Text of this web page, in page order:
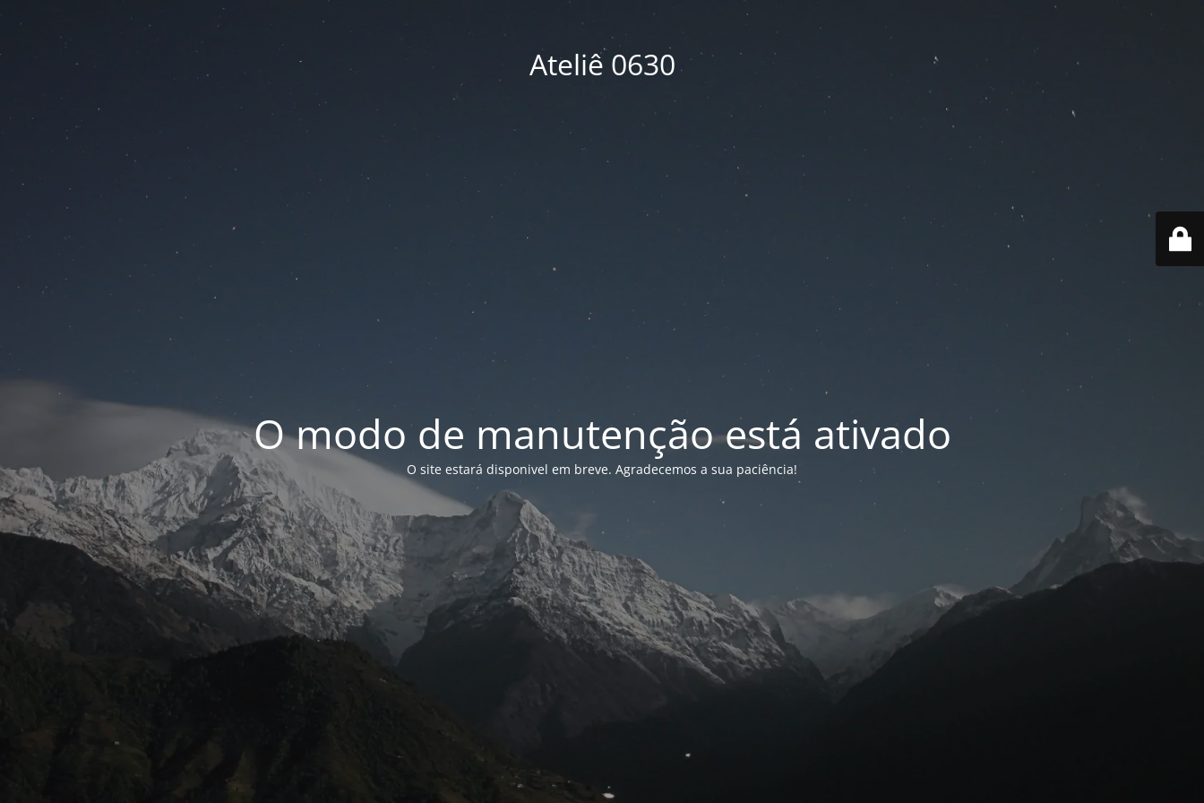
Ateliê 0630
O modo de manutenção está ativado
O site estará disponivel em breve. Agradecemos a sua paciência!